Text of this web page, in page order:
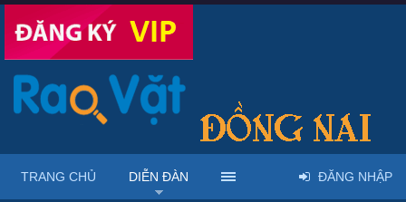
TRANG CHỦ DIỄN ĐÀN ĐĂNG NHẬP